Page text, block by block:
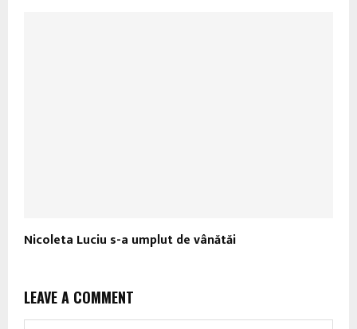
Nicoleta Luciu s-a umplut de vânătăi
LEAVE A COMMENT